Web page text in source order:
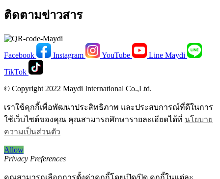
ติดตามข่าวสาร
Facebook Instagram YouTube
Line Maydi
TikTok
© Copyright 2022 Maydi International Co.,Ltd.
เราใช้คุกกี้เพื่อพัฒนาประสิทธิภาพ และประสบการณ์ที่ดีในการ
ใช้เว็บไซต์ของคุณ คุณสามารถศึกษารายละเอียดได้ที่ นโยบาย
ความเป็นส่วนตัว
Allow
Privacy Preferences